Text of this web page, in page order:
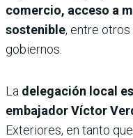
comercio, acceso a
sostenible, entre
gobiernos.
La delegación local
embajador Víctor
Exteriores, en tanto